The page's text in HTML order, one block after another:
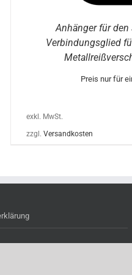
Anhänger für
Verbindungsglied
Preis nur für
exkl. MwSt.
zzgl. Versandkosten